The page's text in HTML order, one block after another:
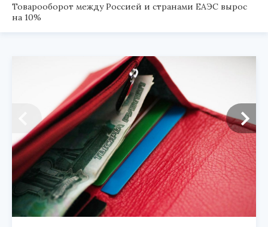
Товарооборот между Россией и странами ЕАЭС вырос
на 10%